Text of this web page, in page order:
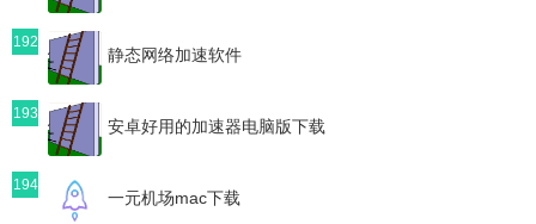
192
静态网络加速软件
193
安卓好用的加速器电脑版下载
194
一元机场mac下载